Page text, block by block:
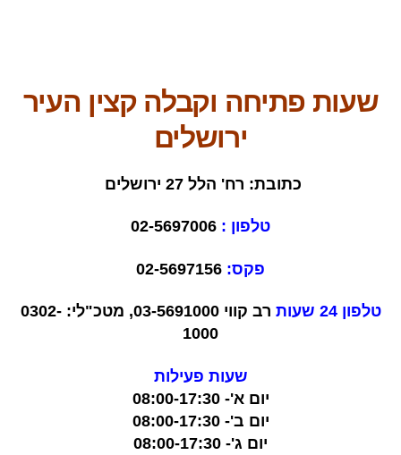
שעות פתיחה וקבלה קצין העיר
ירושלים
כתובת: רח' הלל 27 ירושלים
טלפון : 02-5697006
פקס: 02-5697156
טלפון 24 שעות רב קווי03-5691000, מטכ"לי:0302-
1000
שעות פעילות
יום א'- 08:00-17:30
יום ב'- 08:00-17:30
יום ג'- 08:00-17:30